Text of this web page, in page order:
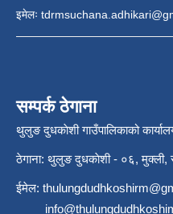
इमेलः
सम्पर्क ठेगाना
थुलुङ दुधकाेशी गाउँपालिकाको
ठेगाना: थुलुङ दुधकाेशी - ०६, मुक्ली,
ईमेल: